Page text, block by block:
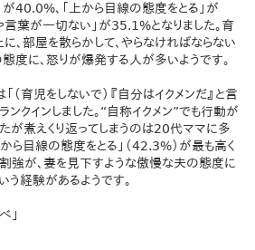
40.0%、「上から目線の態度をとる」が
葉が一切ない」が35.1%となりました。育
、部屋を散らかして、やらなければならない
度に、怒りが爆発する人が多いようです。
（育児をしないで）『自分はイクメンだ』と言
ンクインしました。“自称イクメン”でも行動が
が煮えくり返ってしまうのは20代ママに多
ら目線の態度をとる」（42.3%）が最も高く
強が、妻を見下すような傲慢な夫の態度に
う経験があるようです。
」